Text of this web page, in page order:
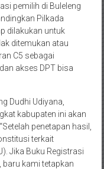
pemilih di Buleleng
Pilkada
dilakukan untuk
ditemukan atau
C5 sebagai
akses DPT bisa
Dudhi Udiyana,
kabupaten ini akan
penetapan hasil,
terkait
Jika Buku Registrasi
baru kami tetapkan